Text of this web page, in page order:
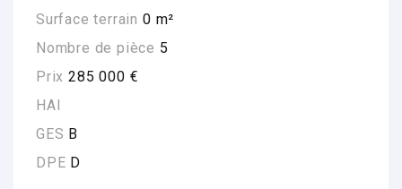
Surface terrain 0 m²
Nombre de pièce 5
Prix 285 000 €
HAI
GES B
DPE D